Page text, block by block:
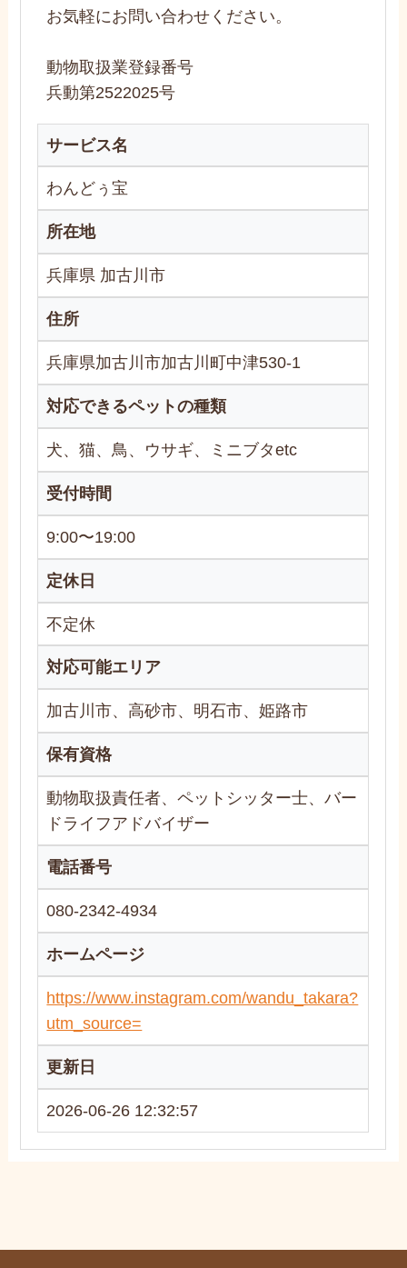
お気軽にお問い合わせください。
動物取扱業登録番号
兵動第2522025号
サービス名
わんどぅ宝
所在地
兵庫県 加古川市
住所
兵庫県加古川市加古川町中津530-1
対応できるペットの種類
犬、猫、鳥、ウサギ、ミニブタetc
受付時間
9:00〜19:00
定休日
不定休
対応可能エリア
加古川市、高砂市、明石市、姫路市
保有資格
動物取扱責任者、ペットシッター士、バー
ドライフアドバイザー
電話番号
080-2342-4934
ホームページ
https://www.instagram.com/wandu_takara?
utm_source=
更新日
2026-06-26 12:32:57